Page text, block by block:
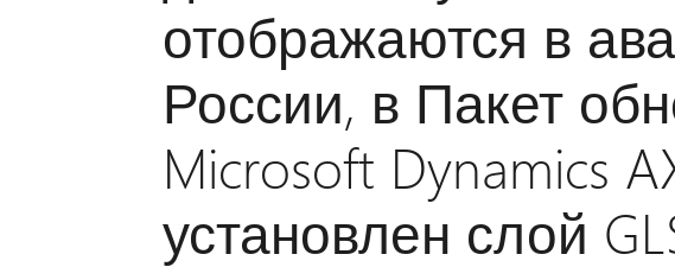
отображаются в
России, в Пакет
Microsoft Dynamics
установлен слой